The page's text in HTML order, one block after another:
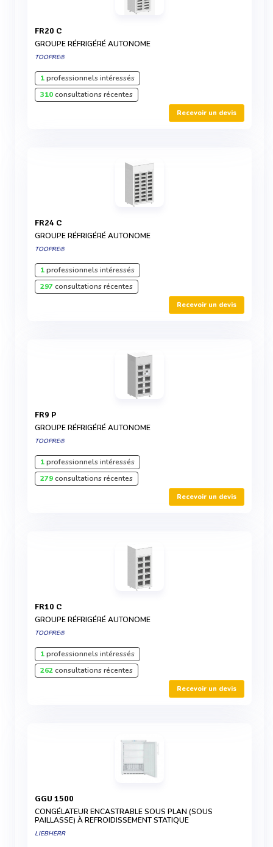
FR20 C
GROUPE RÉFRIGÉRÉ AUTONOME
TOOPRE®
1professionnels intéressés
310consultations récentes
Recevoir un devis
FR24 C
GROUPE RÉFRIGÉRÉ AUTONOME
TOOPRE®
1professionnels intéressés
297consultations récentes
Recevoir un devis
FR9 P
GROUPE RÉFRIGÉRÉ AUTONOME
TOOPRE®
1professionnels intéressés
279consultations récentes
Recevoir un devis
FR10 C
GROUPE RÉFRIGÉRÉ AUTONOME
TOOPRE®
1professionnels intéressés
262consultations récentes
Recevoir un devis
GGU 1500
CONGÉLATEUR ENCASTRABLE SOUS PLAN (SOUS
PAILLASSE) À REFROIDISSEMENT STATIQUE
LIEBHERR